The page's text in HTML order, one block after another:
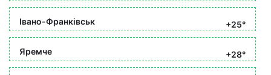
Івано-Франківськ +25°
Яремче +28°